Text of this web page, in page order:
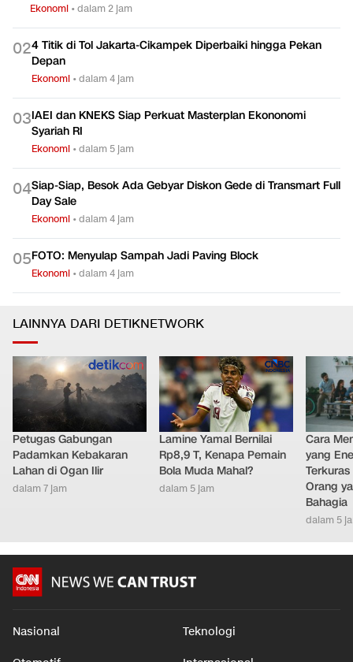
Ekonomi •dalam 2 jam
024 Titik di Tol Jakarta-Cikampek Diperbaiki hingga Pekan
Depan
Ekonomi •dalam 4 jam
03IAEI dan KNEKS Siap Perkuat Masterplan Ekononomi
Syariah RI
Ekonomi •dalam 5 jam
04Siap-Siap, Besok Ada Gebyar Diskon Gede di Transmart Full
Day Sale
Ekonomi •dalam 4 jam
05FOTO: Menyulap Sampah Jadi Paving Block
Ekonomi •dalam 4 jam
LAINNYA DARI DETIKNETWORK
Petugas Gabungan
Padamkan Kebakaran
Lahan di Ogan Ilir
dalam 7 jam
Lamine Yamal Bernilai
Rp8,9 T, Kenapa Pemain
Bola Muda Mahal?
dalam 5 jam
Cara
yang
Orang
Bahagia
dalam 5
Nasional Teknologi